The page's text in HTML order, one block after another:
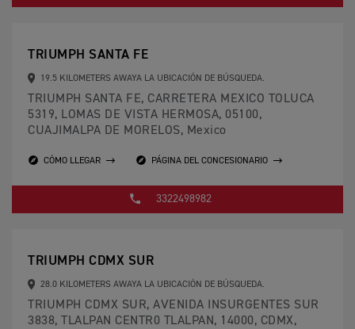
TRIUMPH SANTA FE
19.5 KILOMETERS AWAYA LA UBICACIÓN DE BÚSQUEDA.
TRIUMPH SANTA FE, CARRETERA MEXICO TOLUCA
5319, LOMAS DE VISTA HERMOSA, 05100,
CUAJIMALPA DE MORELOS, Mexico
CÓMO LLEGAR PÁGINA DEL CONCESIONARIO
3322498982
TRIUMPH CDMX SUR
28.0 KILOMETERS AWAYA LA UBICACIÓN DE BÚSQUEDA.
TRIUMPH CDMX SUR, AVENIDA INSURGENTES SUR
3838, TLALPAN CENTR0 TLALPAN, 14000, CDMX,